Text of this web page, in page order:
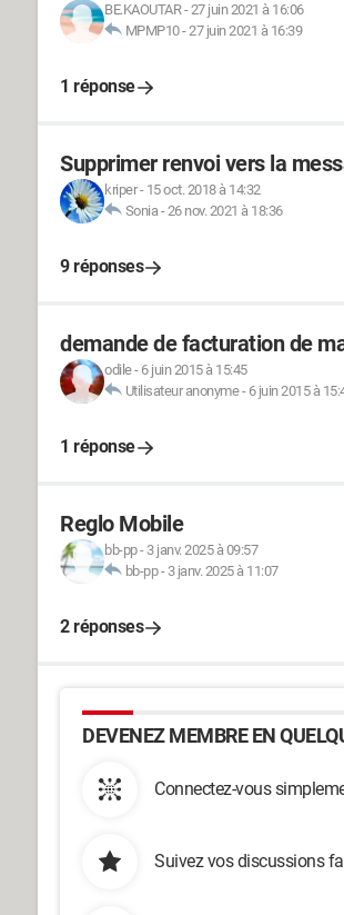
BE.KAOUTAR-27 juin 2021 à 16:06
MPMP10-27 juin 2021 à 16:39
1 réponse
Supprimer renvoi vers la
kriper- 15 oct. 2018 à 14:32
Sonia-26 nov. 2021 à 18:36
9 réponses
demande de facturation de
odile- 6 juin 2015 à 15:45
Utilisateur anonyme- 6 juin 2015 à
1 réponse
Reglo Mobile
bb-pp- 3 janv. 2025 à 09:57
bb-pp- 3 janv. 2025 à 11:07
2 réponses
DEVENEZ MEMBRE EN
Connectez-vous
Suivez vos discussions